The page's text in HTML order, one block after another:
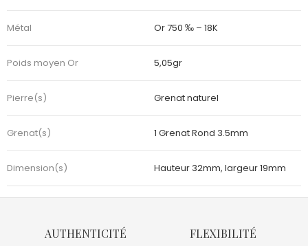
Métal Or 750 ‰ – 18K
Poids moyen Or 5,05gr
Pierre(s) Grenat naturel
Grenat(s) 1 Grenat Rond 3.5mm
Dimension(s) Hauteur 32mm, largeur 19mm
AUTHENTICITÉ FLEXIBILITÉ